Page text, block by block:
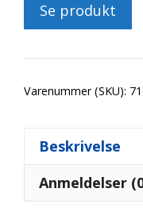
Se produkt
Varenummer (SKU):
Beskrivelse
Anmeldelser